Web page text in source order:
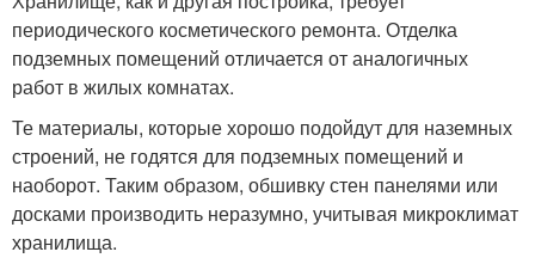
периодического косметического ремонта. Отделка
подземных помещений отличается от аналогичных
работ в жилых комнатах.
Те материалы, которые хорошо подойдут для наземных
строений, не годятся для подземных помещений и
наоборот. Таким образом, обшивку стен панелями или
досками производить неразумно, учитывая микроклимат
хранилища.